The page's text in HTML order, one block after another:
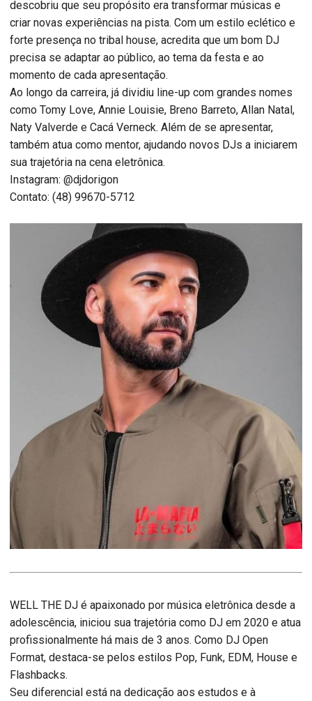
descobriu que seu propósito era transformar músicas e
criar novas experiências na pista. Com um estilo eclético e
forte presença no tribal house, acredita que um bom DJ
precisa se adaptar ao público, ao tema da festa e ao
momento de cada apresentação.
Ao longo da carreira, já dividiu line-up com grandes nomes
como Tomy Love, Annie Louisie, Breno Barreto, Allan Natal,
Naty Valverde e Cacá Verneck. Além de se apresentar,
também atua como mentor, ajudando novos DJs a iniciarem
sua trajetória na cena eletrônica.
Instagram: @djdorigon
Contato: (48) 99670-5712
WELL THE DJ é apaixonado por música eletrônica desde a
adolescência, iniciou sua trajetória como DJ em 2020 e atua
profissionalmente há mais de 3 anos. Como DJ Open
Format, destaca-se pelos estilos Pop, Funk, EDM, House e
Flashbacks.
Seu diferencial está na dedicação aos estudos e à